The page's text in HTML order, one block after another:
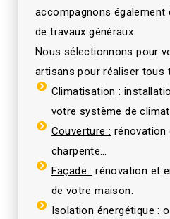
accompagnons
de travaux généraux.
Nous sélectionnons pour
artisans pour réaliser tous
Climatisation :
votre système de
Couverture : rénovation
charpente…
Façade : rénovation et
de votre maison.
Isolation énergétique :